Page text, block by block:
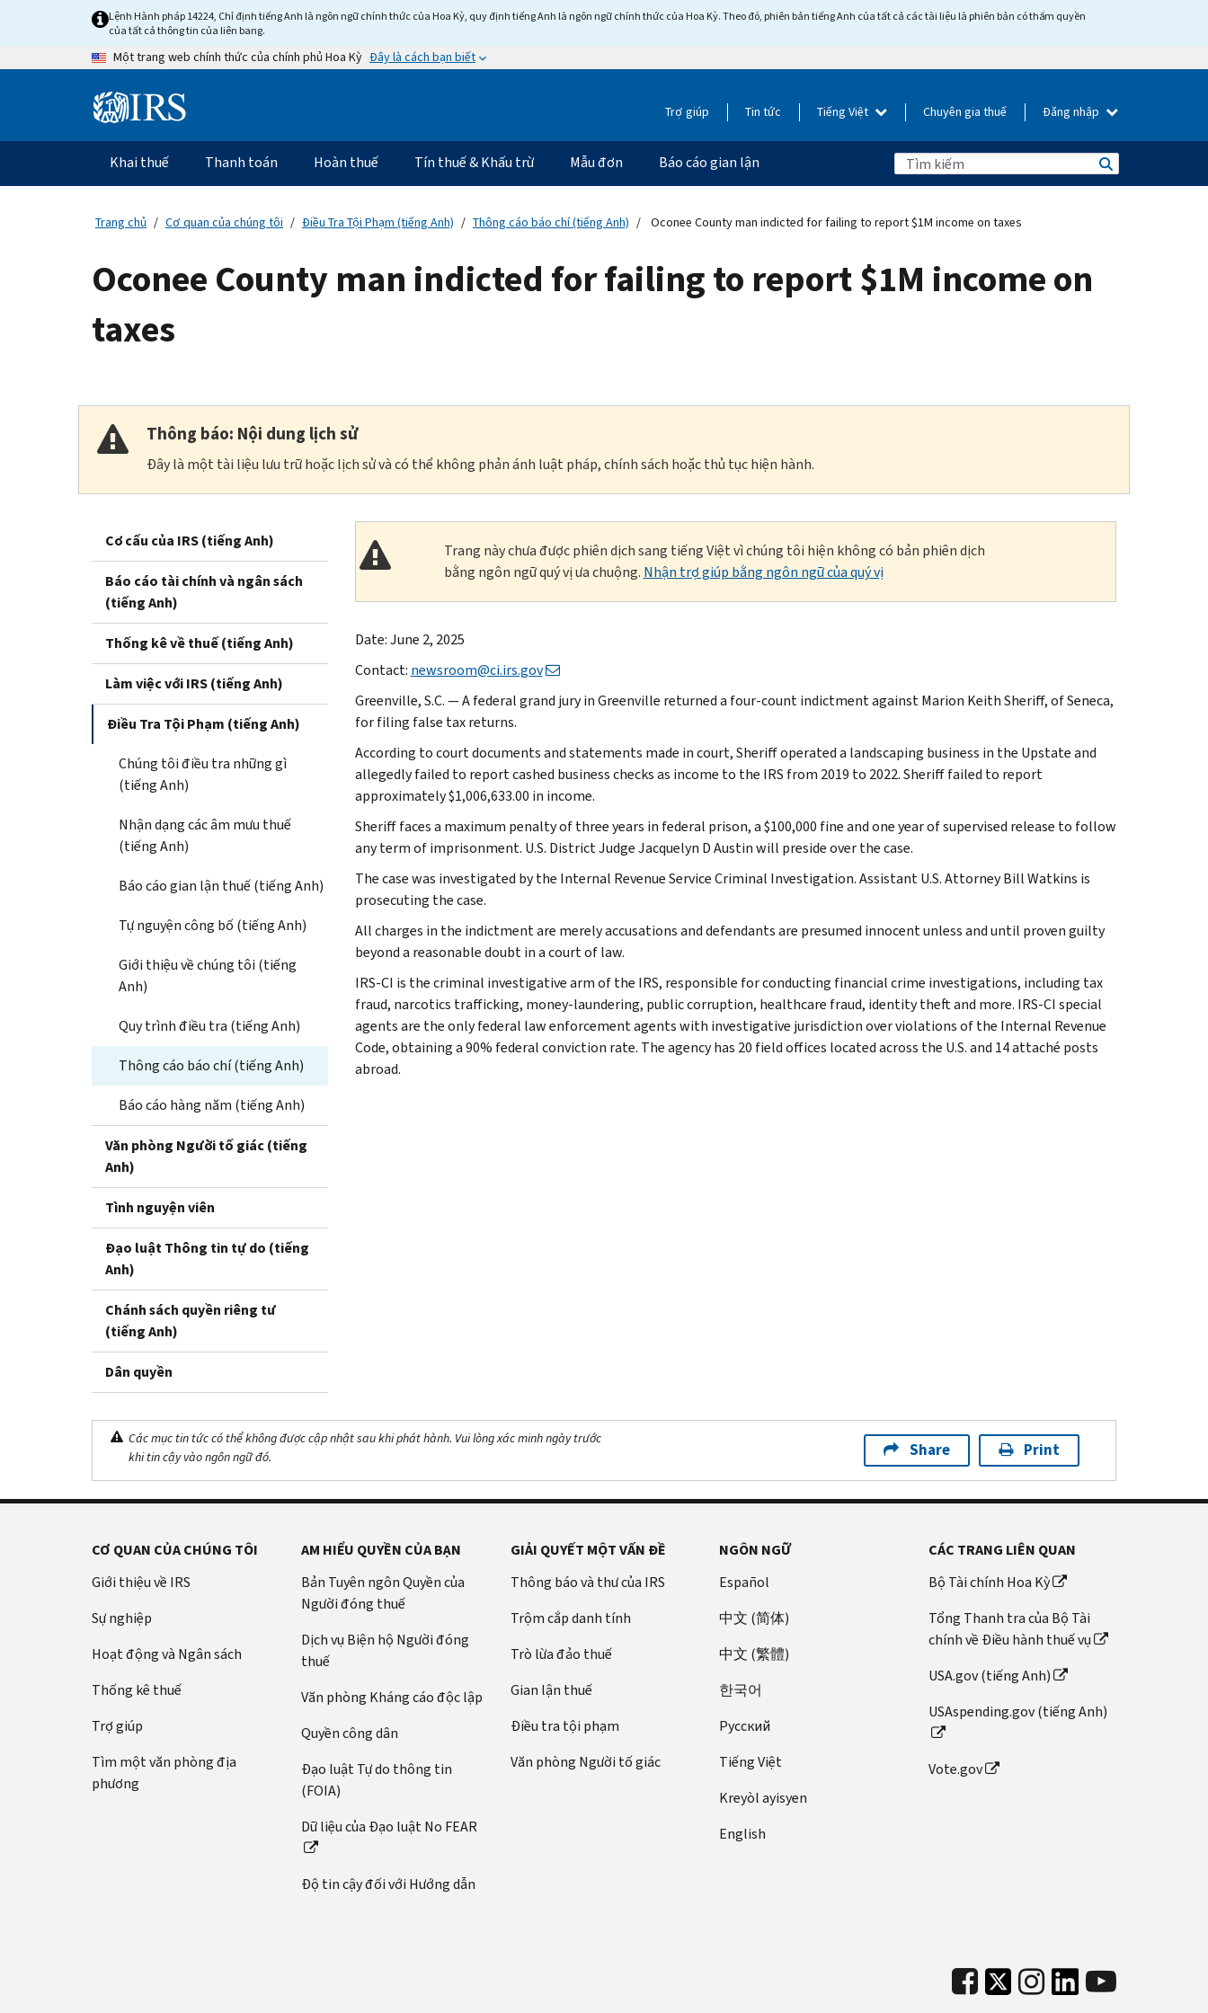
content
Lệnh Hành pháp 14224, Chỉ định tiếng Anh là ngôn ngữ chính thức của Hoa Kỳ, quy định tiếng Anh là ngôn ngữ chính thức của Hoa Kỳ. Theo đó, phiên bản tiếng Anh của tất cả các tài liệu là phiên bản có thẩm quyền
của tất cả thông tin của liên bang.
Một trang web chính thức của chính phủ Hoa Kỳ Đây là cách bạn biết
Information Trợ giúp Tin tức Tiếng Việt Chuyên gia thuế Đăng nhập
Điều
hướng
chính
Khai thuế Thanh toán Hoàn thuế Tín thuế & Khấu trừ Mẫu đơn Báo cáo gian lận
Trang chủ Cơ quan của chúng tôi Điều Tra Tội Phạm (tiếng Anh) Thông cáo báo chí (tiếng Anh) Oconee County man indicted for failing to report $1M income on taxes
Oconee County man indicted for failing to report $1M income on
taxes
Thông báo: Nội dung lịch sử
Đây là một tài liệu lưu trữ hoặc lịch sử và có thể không phản ánh luật pháp, chính sách hoặc thủ tục hiện hành.
Cơ cấu của IRS (tiếng Anh)
Báo cáo tài chính và ngân sách
(tiếng Anh)
Thống kê về thuế (tiếng Anh)
Làm việc với IRS (tiếng Anh)
Điều Tra Tội Phạm (tiếng Anh)
Chúng tôi điều tra những gì
(tiếng Anh)
Nhận dạng các âm mưu thuế
(tiếng Anh)
Báo cáo gian lận thuế (tiếng Anh)
Tự nguyện công bố (tiếng Anh)
Giới thiệu về chúng tôi (tiếng
Anh)
Quy trình điều tra (tiếng Anh)
Thông cáo báo chí (tiếng Anh)
Báo cáo hàng năm (tiếng Anh)
Văn phòng Người tố giác (tiếng
Anh)
Tình nguyện viên
Đạo luật Thông tin tự do (tiếng
Anh)
Chánh sách quyền riêng tư
(tiếng Anh)
Dân quyền
Trang này chưa được phiên dịch sang tiếng Việt vì chúng tôi hiện không có bản phiên dịch
bằng ngôn ngữ quý vị ưa chuộng. Nhận trợ giúp bằng ngôn ngữ của quý vị
Date: June 2, 2025
Contact: newsroom@ci.irs.gov
Greenville, S.C. — A federal grand jury in Greenville returned a four-count indictment against Marion Keith Sheriff, of Seneca,
for filing false tax returns.
According to court documents and statements made in court, Sheriff operated a landscaping business in the Upstate and
allegedly failed to report cashed business checks as income to the IRS from 2019 to 2022. Sheriff failed to report
approximately $1,006,633.00 in income.
Sheriff faces a maximum penalty of three years in federal prison, a $100,000 fine and one year of supervised release to follow
any term of imprisonment. U.S. District Judge Jacquelyn D Austin will preside over the case.
The case was investigated by the Internal Revenue Service Criminal Investigation. Assistant U.S. Attorney Bill Watkins is
prosecuting the case.
All charges in the indictment are merely accusations and defendants are presumed innocent unless and until proven guilty
beyond a reasonable doubt in a court of law.
IRS-CI is the criminal investigative arm of the IRS, responsible for conducting financial crime investigations, including tax
fraud, narcotics trafficking, money-laundering, public corruption, healthcare fraud, identity theft and more. IRS-CI special
agents are the only federal law enforcement agents with investigative jurisdiction over violations of the Internal Revenue
Code, obtaining a 90% federal conviction rate. The agency has 20 field offices located across the U.S. and 14 attaché posts
abroad.
Các mục tin tức có thể không được cập nhật sau khi phát hành. Vui lòng xác minh ngày trước
khi tin cậy vào ngôn ngữ đó.
Share Print
CƠ QUAN CỦA CHÚNG TÔI
Giới thiệu về IRS
Sự nghiệp
Hoạt động và Ngân sách
Thống kê thuế
Trợ giúp
Tìm một văn phòng địa
phương
AM HIỂU QUYỀN CỦA BẠN
Bản Tuyên ngôn Quyền của
Người đóng thuế
Dịch vụ Biện hộ Người đóng
thuế
Văn phòng Kháng cáo độc lập
Quyền công dân
Đạo luật Tự do thông tin
(FOIA)
Dữ liệu của Đạo luật No FEAR
Độ tin cậy đối với Hướng dẫn
GIẢI QUYẾT MỘT VẤN ĐỀ
Thông báo và thư của IRS
Trộm cắp danh tính
Trò lừa đảo thuế
Gian lận thuế
Điều tra tội phạm
Văn phòng Người tố giác
NGÔN NGỮ
Español
中文 (简体)
中文 (繁體)
한국어
Pусский
Tiếng Việt
Kreyòl ayisyen
English
CÁC TRANG LIÊN QUAN
Bộ Tài chính Hoa Kỳ
Tổng Thanh tra của Bộ Tài
chính về Điều hành thuế vụ
USA.gov (tiếng Anh)
USAspending.gov (tiếng Anh)
Vote.gov